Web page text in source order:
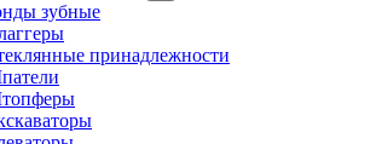
зубные
принадлежности